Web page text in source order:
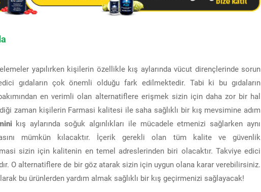
yapılırken kişilerin özellikle kış aylarında vücut dirençlerinde sorun
gıdaların çok önemli olduğu fark edilmektedir. Tabi ki bu gıdaların
en verimli olan alternatiflere erişmek sizin için daha zor bir hal
zaman kişilerin Farmasi kalitesi ile saha sağlıklı bir kış mevsimine adım
kış aylarında soğuk algınlıkları ile mücadele etmenizi sağlarken aynı
mümkün kılacaktır. İçerik gerekli olan tüm kalite ve güvenlik
sizin için kalitenin en temel adreslerinden biri olacaktır. Takviye edici
O alternatiflere de bir göz atarak sizin için uygun olana karar verebilirsiniz.
bu ürünlerden yardım almak sağlıklı bir kış geçirmenizi sağlayacak!